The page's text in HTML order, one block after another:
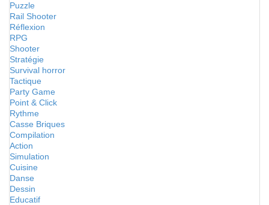
Puzzle
Rail Shooter
Réflexion
RPG
Shooter
Stratégie
Survival horror
Tactique
Party Game
Point & Click
Rythme
Casse Briques
Compilation
Action
Simulation
Cuisine
Danse
Dessin
Educatif